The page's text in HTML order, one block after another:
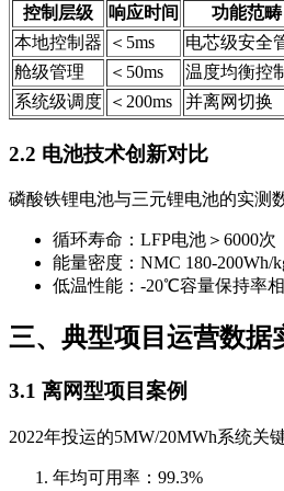
控制层级 响应时间
功能范畴
本地控制器
＜5ms
电芯级安全
舱级管理
＜50ms
温度均衡控
系统级调度 ＜200ms 并离网切换
2.2 电池技术创新对比
磷酸铁锂电池与三元锂电池的实测
循环寿命：LFP电池＞6000次
能量密度：NMC 180-200Wh/
低温性能：-20℃容量保持率
三、典型项目运营数据
3.1 离网型项目案例
2022年投运的5MW/20MWh系统关
年均可用率：99.3%